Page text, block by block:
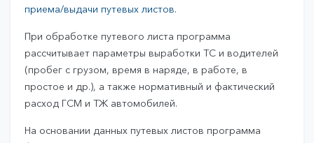
приема/выдачи путевых листов.
При обработке путевого листа программа
рассчитывает параметры выработки ТС и водителей
(пробег с грузом, время в наряде, в работе, в
простое и др.), а также нормативный и фактический
расход ГСМ и ТЖ автомобилей.
На основании данных путевых листов программа